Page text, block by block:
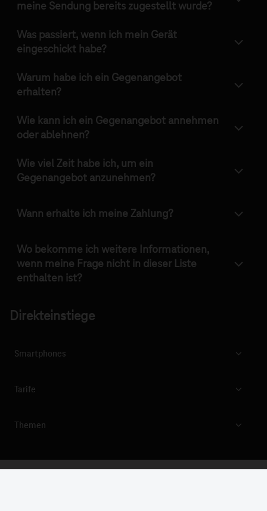
meine Sendung bereits zugestellt wurde?
Was passiert, wenn ich mein Gerät
eingeschickt habe?
Warum habe ich ein Gegenangebot
erhalten?
Wie kann ich ein Gegenangebot annehmen
oder ablehnen?
Wie viel Zeit habe ich, um ein
Gegenangebot anzunehmen?
Wann erhalte ich meine Zahlung?
Wo bekomme ich weitere Informationen,
wenn meine Frage nicht in dieser Liste
enthalten ist?
Direkteinstiege
Smartphones
Tarife
Themen